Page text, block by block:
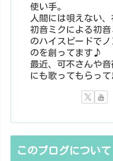
使い手。
人間には唄えない
初音ミクによる初
のハイスピードで
のを創ってます♪
最近、可不さんや
にも歌ってもらって
このブログについて